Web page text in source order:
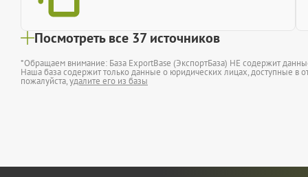
Посмотреть все 37 источников
*Обращаем внимание: База ExportBase (ЭкспортБаза) НЕ содержит
Наша база содержит только данные о юридических лицах, доступные в
пожалуйста,удалите его из базы